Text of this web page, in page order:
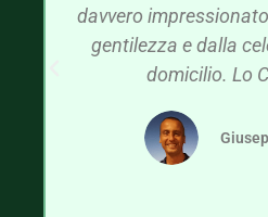
davvero
gentilezza e dalla
domicilio. Lo